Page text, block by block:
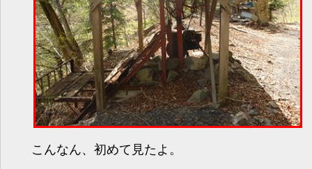
こんなん、初めて見たよ。